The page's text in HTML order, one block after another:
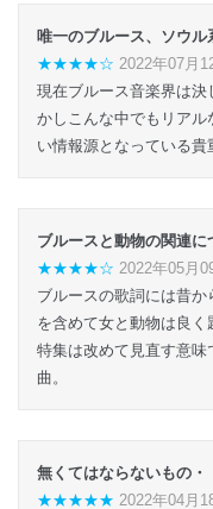
唯一のブルース、ソウル
★★★★☆ 2022年07月
現在ブルース音楽界は決
かしこんな中でもリア
い情報源となっている貴
ブルースと動物の関連
★★★★☆ 2022年05月
ブルースの歌詞には昔
を含めて女と動物は良
特集は改めて見直す意味
曲。
無くてはならないもの・
★★★★★ 2022年04月